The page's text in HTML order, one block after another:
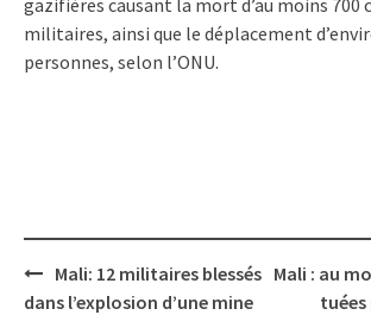
militaires, ainsi que le déplacement
personnes, selon l’ONU.
Post
navigation
Mali: 12 militaires blessés
dans l’explosion d’une mine
Mali : au
tuées